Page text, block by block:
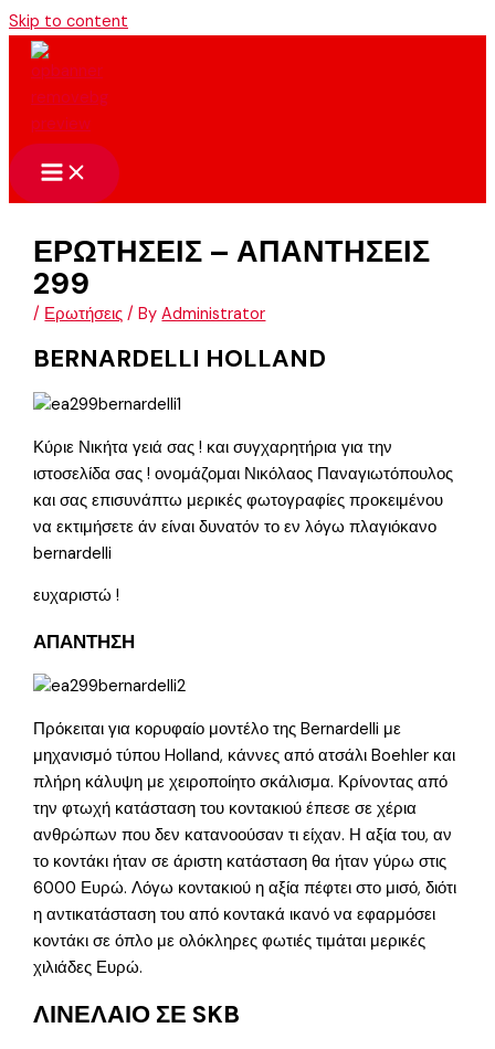
Skip to content
ΕΡΩΤΗΣΕΙΣ – ΑΠΑΝΤΗΣΕΙΣ
299
/ Ερωτήσεις / ByAdministrator
BERNARDELLI HOLLAND
Κύριε Νικήτα γειά σας ! και συγχαρητήρια για την
ιστοσελίδα σας ! ονομάζομαι Νικόλαος Παναγιωτόπουλος
και σας επισυνάπτω μερικές φωτογραφίες προκειμένου
να εκτιμήσετε άν είναι δυνατόν το εν λόγω πλαγιόκανο
bernardelli
ευχαριστώ !
ΑΠΑΝΤΗΣΗ
Πρόκειται για κορυφαίο μοντέλο της Bernardelli με
μηχανισμό τύπου Holland, κάννες από ατσάλι Boehler και
πλήρη κάλυψη με χειροποίητο σκάλισμα. Κρίνοντας από
την φτωχή κατάσταση του κοντακιού έπεσε σε χέρια
ανθρώπων που δεν κατανοούσαν τι είχαν. Η αξία του, αν
το κοντάκι ήταν σε άριστη κατάσταση θα ήταν γύρω στις
6000 Ευρώ. Λόγω κοντακιού η αξία πέφτει στο μισό, διότι
η αντικατάσταση του από κοντακά ικανό να εφαρμόσει
κοντάκι σε όπλο με ολόκληρες φωτιές τιμάται μερικές
χιλιάδες Ευρώ.
ΛΙΝΕΛΑΙΟ ΣΕ SKB